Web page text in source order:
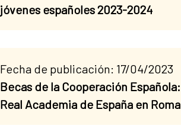
jóvenes españoles 2023-2024
Fecha de publicación: 17/04/2023
Becas de la Cooperación
Real Academia de España en